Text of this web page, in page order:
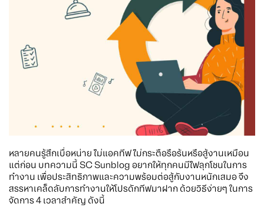
หลายคนรู้สึกเบื่อหน่าย ไม่แอคทีฟ ไม่กระตือรือร้นหรือสู้งานเหมือน
แต่ก่อน บทความนี้ SC Sunblog อยากให้ทุกคนมีไฟลุกโชนในการ
ทำงาน เพื่อประสิทธิภาพและความพร้อมต่อสู้กับงานหนักเสมอ จึง
สรรหาเคล็ดลับการทำงานให้โปรดักทีฟมาฝาก ด้วยวิธีง่ายๆ ในการ
จัดการ 4 เวลาสำคัญ ดังนี้